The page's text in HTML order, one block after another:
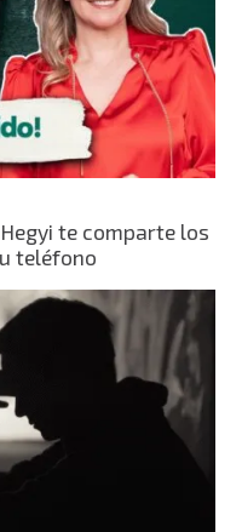
te comparte los
teléfono